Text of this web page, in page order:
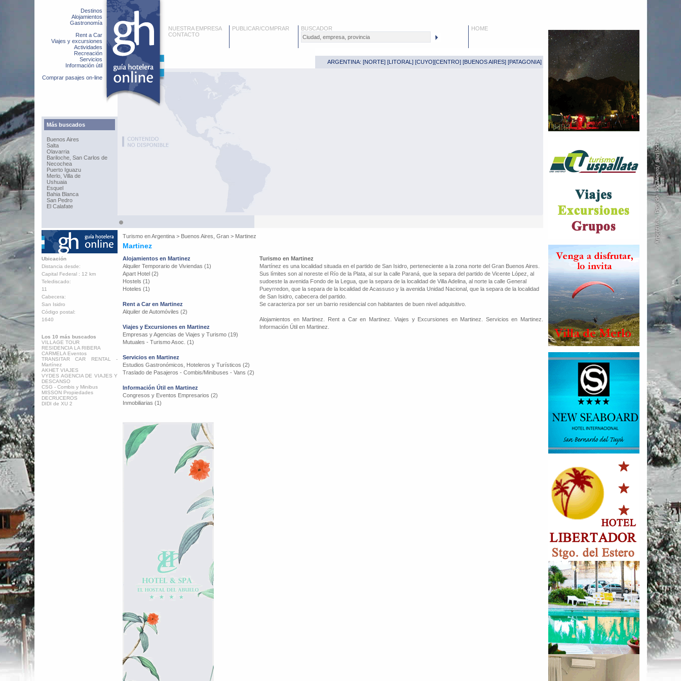
Destinos
Alojamientos
Gastronomía
Rent a Car
Viajes y excursiones
Actividades
Recreación
Servicios
Información útil
Comprar pasajes on-line
Más buscados
Buenos Aires
Salta
Olavarria
Bariloche, San Carlos de
Necochea
Puerto Iguazu
Merlo, Villa de
Ushuaia
Esquel
Bahia Blanca
San Pedro
El Calafate
NUESTRA EMPRESA
CONTACTO
PUBLICAR/COMPRAR BUSCADOR HOME
ARGENTINA: [NORTE] [LITORAL ] [CUYO][CENTRO] [BUENOS AIRES] [PATAGONIA]
Turismo enArgentina > Buenos Aires, Gran > Martinez
Martinez
Ubicación
Distancia desde:
Capital Federal : 12 km
Telediscado:
11
Cabecera:
San Isidro
Código postal:
1640
Los 10 más buscados
VILLAGE TOUR
RESIDENCIA LA RIBERA
CARMELA Eventos
TRANSITAR CAR RENTAL -
Martínez
AKHET VIAJES
VYDES AGENCIA DE VIAJES Y
DESCANSO
CSG - Combis y Minibus
MISSON Propiedades
DECRUCEROS
DIDI de XU 2
Alojamientos en Martinez
Alquiler Temporario de Viviendas (1)
Apart Hotel (2)
Hostels (1)
Hoteles (1)
Rent a Car en Martinez
Alquiler de Automóviles (2)
Viajes y Excursiones en Martinez
Empresas y Agencias de Viajes y Turismo (19)
Mutuales - Turismo Asoc. (1)
Servicios en Martinez
Estudios Gastronómicos, Hoteleros y Turísticos (2)
Traslado de Pasajeros - Combis/Minibuses - Vans (2)
Información Útil en Martinez
Congresos y Eventos Empresarios (2)
Inmobiliarias (1)
Turismo en Martinez
Martínez es una localidad situada en el partido de San Isidro, perteneciente a la zona norte del Gran Buenos Aires.
Sus límites son al noreste el Río de la Plata, al sur la calle Paraná, que la separa del partido de Vicente López, al
sudoeste la avenida Fondo de la Legua, que la separa de la localidad de Villa Adelina, al norte la calle General
Pueyrredon, que la separa de la localidad de Acassuso y la avenida Unidad Nacional, que la separa de la localidad
de San Isidro, cabecera del partido.
Se caracteriza por ser un barrio residencial con habitantes de buen nivel adquisitivo.
Alojamientos en Martinez. Rent a Car en Martinez. Viajes y Excursiones en Martinez. Servicios en Martinez.
Información Útil en Martinez.